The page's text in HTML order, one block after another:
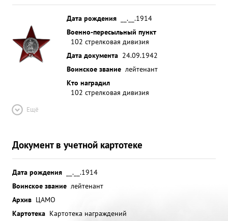
Дата рождения
__.__.1914
Военно-пересыльный пункт
102 стрелковая дивизия
Дата документа 24.09.1942
Воинское звание лейтенант
Кто наградил
102 стрелковая дивизия
Ещё
Документ в учетной картотеке
Дата рождения
__.__.1914
Воинское звание лейтенант
Архив ЦАМО
Картотека Картотека награждений